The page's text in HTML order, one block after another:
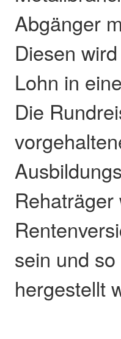
Abgänger
Diesen
Lohn in
Die
sein und
hergestellt